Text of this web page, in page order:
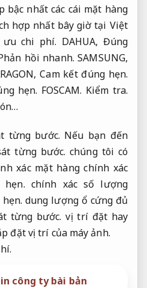
bậc nhất các cái mặt hàng
hợp nhất bây giờ tại Việt
ưu chi phí. DAHUA, Đúng
hồi nhanh. SAMSUNG,
Cam kết đúng hẹn.
hẹn. FOSCAM. Kiểm tra.
từng bước. Nếu bạn đến
từng bước. chúng tôi có
xác mặt hàng chính xác
hẹn. chính xác số lượng
dung lượng ổ cứng đủ
từng bước. vị trí đặt hay
đặt vị trí của máy ảnh.
công ty bài bản